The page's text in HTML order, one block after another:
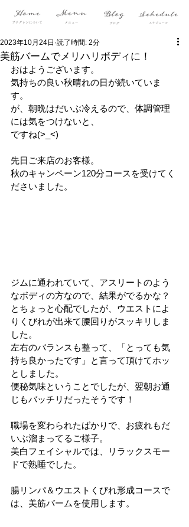
美筋バームでメリハリボディに！
2023年10月24日 読了時間: 2分
おはようございます。
気持ちの良い秋晴れの日が続いていま
す。
が、朝晩はだいぶ冷えるので、体調管理
には気をつけないと、
ですね(>_<)
先日ご来店のお客様。
秋のキャンペーン120分コースを受けてく
ださいました。
ジムに通われていて、アスリートのよう
なボディの方なので、結果がでるかな？
とちょっと心配でしたが、ウエストによ
りくびれが出来て腰回りがスッキリしま
した。
左右のバランスも整って、「とっても気
持ち良かったです」と言って頂けてホッ
としました。
便秘気味ということでしたが、翌朝お通
じもバッチリだったそうです！
職場を変わられたばかりで、お疲れもだ
いぶ溜まってるご様子。
美白フェイシャルでは、リラックスモー
ドで熟睡でした。
腸リンパ＆ウエストくびれ形成コースで
は、美筋バームを使用します。